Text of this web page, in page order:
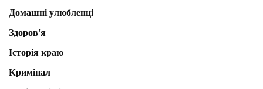
Домашні улюбленці
Здоров'я
Історія краю
Кримінал